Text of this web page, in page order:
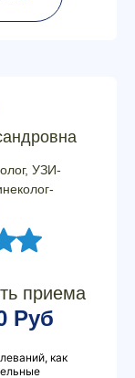
УЗИ-
приема
Руб
как